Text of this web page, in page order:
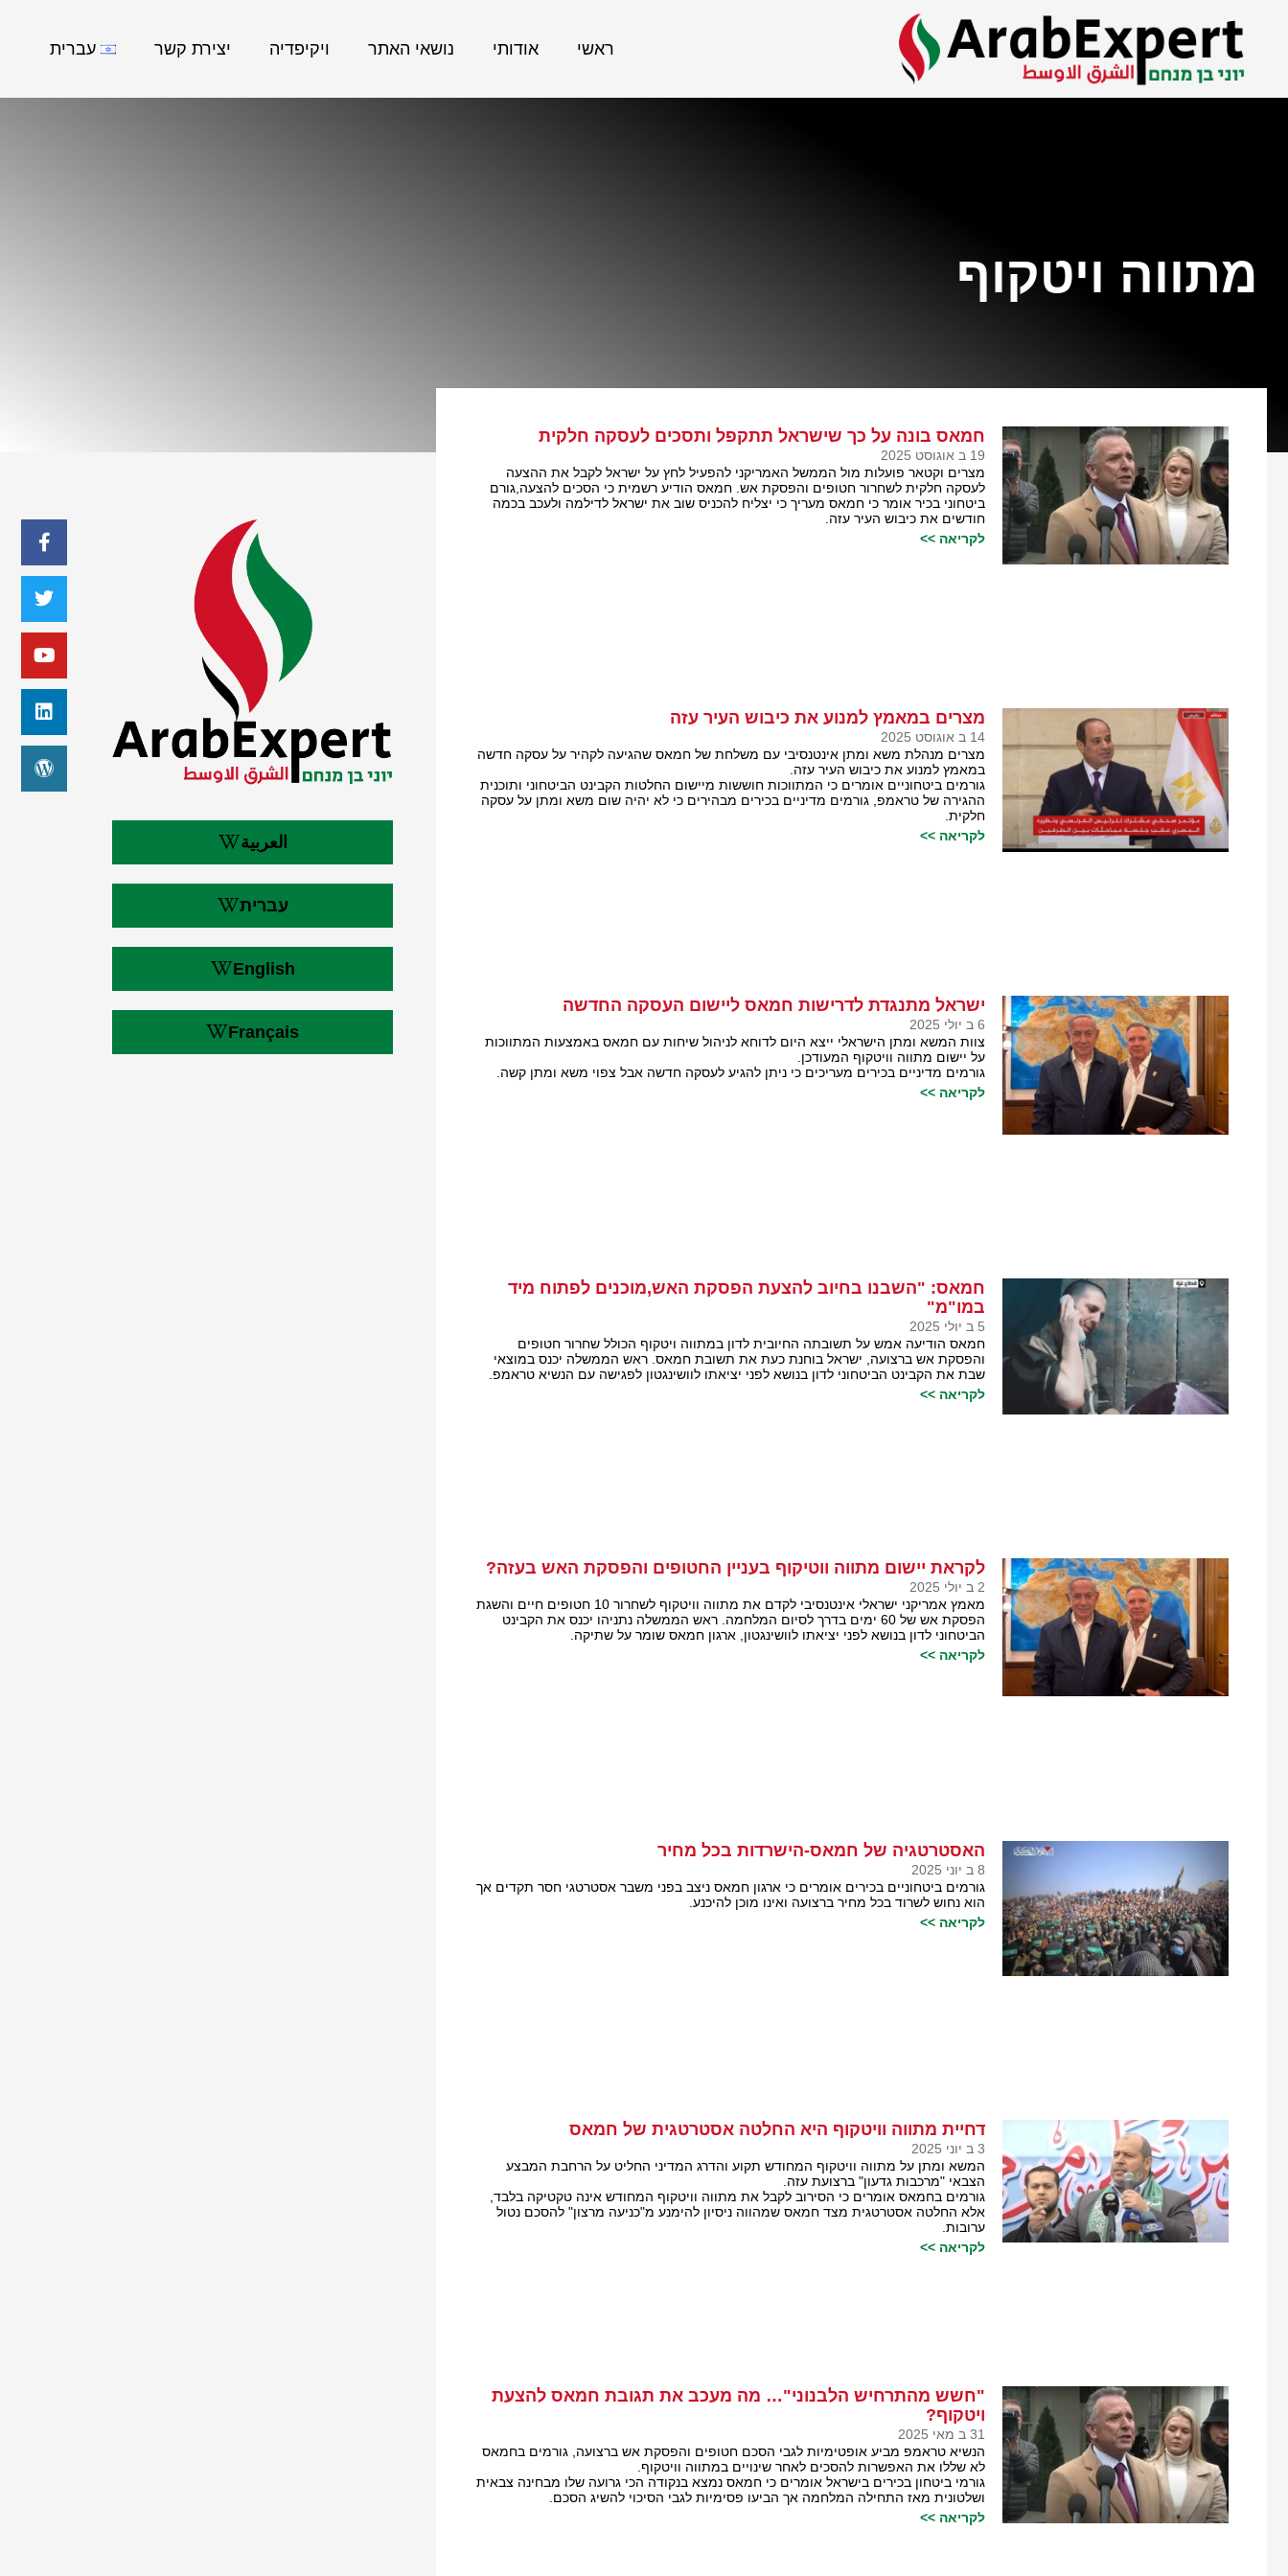
ראשי אודותי נושאי האתר ויקיפדיה יצירת קשר עברית
מתווה ויטקוף
חמאס בונה על כך שישראל תתקפל ותסכים לעסקה חלקית
19 ב אוגוסט 2025
מצרים וקטאר פועלות מול הממשל האמריקני להפעיל לחץ על ישראל לקבל את ההצעה
לעסקה חלקית לשחרור חטופים והפסקת אש. חמאס הודיע רשמית כי הסכים להצעה,גורם
ביטחוני בכיר אומר כי חמאס מעריך כי יצליח להכניס שוב את ישראל לדילמה ולעכב בכמה
חודשים את כיבוש העיר עזה.
לקריאה >>
מצרים במאמץ למנוע את כיבוש העיר עזה
14 ב אוגוסט 2025
מצרים מנהלת משא ומתן אינטנסיבי עם משלחת של חמאס שהגיעה לקהיר על עסקה חדשה
במאמץ למנוע את כיבוש העיר עזה.
גורמים ביטחוניים אומרים כי המתווכות חוששות מיישום החלטות הקבינט הביטחוני ותוכנית
ההגירה של טראמפ, גורמים מדיניים בכירים מבהירים כי לא יהיה שום משא ומתן על עסקה
חלקית.
לקריאה >>
ישראל מתנגדת לדרישות חמאס ליישום העסקה החדשה
6 ב יולי 2025
צוות המשא ומתן הישראלי ייצא היום לדוחא לניהול שיחות עם חמאס באמצעות המתווכות
על יישום מתווה וויטקוף המעודכן.
גורמים מדיניים בכירים מעריכים כי ניתן להגיע לעסקה חדשה אבל צפוי משא ומתן קשה.
לקריאה >>
חמאס: "השבנו בחיוב להצעת הפסקת האש,מוכנים לפתוח מיד
במו"מ"
5 ב יולי 2025
חמאס הודיעה אמש על תשובתה החיובית לדון במתווה ויטקוף הכולל שחרור חטופים
והפסקת אש ברצועה, ישראל בוחנת כעת את תשובת חמאס. ראש הממשלה יכנס במוצאי
שבת את הקבינט הביטחוני לדון בנושא לפני יציאתו לוושינגטון לפגישה עם הנשיא טראמפ.
לקריאה >>
לקראת יישום מתווה ווטיקוף בעניין החטופים והפסקת האש בעזה?
2 ב יולי 2025
מאמץ אמריקני ישראלי אינטנסיבי לקדם את מתווה וויטקוף לשחרור 10 חטופים חיים והשגת
הפסקת אש של 60 ימים בדרך לסיום המלחמה. ראש הממשלה נתניהו יכנס את הקבינט
הביטחוני לדון בנושא לפני יציאתו לוושינגטון, ארגון חמאס שומר על שתיקה.
לקריאה >>
האסטרטגיה של חמאס-הישרדות בכל מחיר
8 ב יוני 2025
גורמים ביטחוניים בכירים אומרים כי ארגון חמאס ניצב בפני משבר אסטרטגי חסר תקדים אך
הוא נחוש לשרוד בכל מחיר ברצועה ואינו מוכן להיכנע.
לקריאה >>
דחיית מתווה וויטקוף היא החלטה אסטרטגית של חמאס
3 ב יוני 2025
המשא ומתן על מתווה וויטקוף המחודש תקוע והדרג המדיני החליט על הרחבת המבצע
הצבאי "מרכבות גדעון" ברצועת עזה.
גורמים בחמאס אומרים כי הסירוב לקבל את מתווה וויטקוף המחודש אינה טקטיקה בלבד,
אלא החלטה אסטרטגית מצד חמאס שמהווה ניסיון להימנע מ"כניעה מרצון" להסכם נטול
ערובות.
לקריאה >>
"חשש מהתרחיש הלבנוני"… מה מעכב את תגובת חמאס להצעת
ויטקוף?
31 ב מאי 2025
הנשיא טראמפ מביע אופטימיות לגבי הסכם חטופים והפסקת אש ברצועה, גורמים בחמאס
לא שללו את האפשרות להסכים לאחר שינויים במתווה וויטקוף.
גורמי ביטחון בכירים בישראל אומרים כי חמאס נמצא בנקודה הכי גרועה שלו מבחינה צבאית
ושלטונית מאז התחילה המלחמה אך הביעו פסימיות לגבי הסיכוי להשיג הסכם.
לקריאה >>
العربية
עברית
English
Français